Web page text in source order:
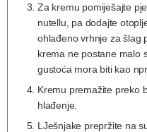
Za kremu pomiješajte
nutellu, pa dodajte
ohlađeno vrhnje za šlag
krema ne postane malo
gustoća mora biti kao
Kremu premažite preko
hlađenje.
LJešnjake prepržite na